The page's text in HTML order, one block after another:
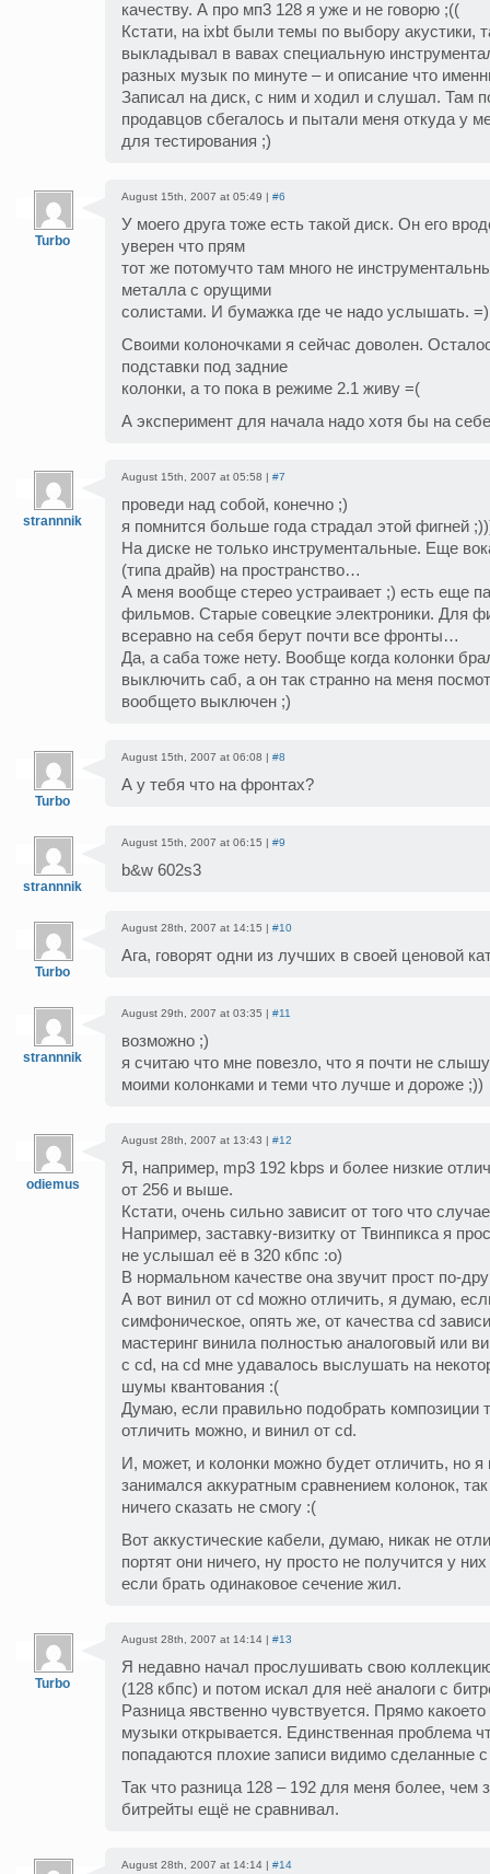
качеству. А про мп3 128 я уже и не говорю ;((
Кстати, на ixbt были темы по выбору акустики,
выкладывал в вавах специальную
разных музык по минуте – и описание что
Записал на диск, с ним и ходил и слушал. Там
продавцов сбегалось и пытали меня откуда у
для тестирования ;)
Turbo
August 15th, 2007 at 05:49 | #6
У моего друга тоже есть такой диск. Он его
уверен что прям
тот же потомучто там много не
металла с орущими
солистами. И бумажка где че надо услышать. =)
Своими колоночками я сейчас доволен.
подставки под задние
колонки, а то пока в режиме 2.1 живу =(
А эксперимент для начала надо хотя бы на
strannnik
August 15th, 2007 at 05:58 | #7
проведи над собой, конечно ;)
я помнится больше года страдал этой фигней
На диске не только инструментальные. Еще
(типа драйв) на пространство…
А меня вообще стерео устраивает ;) есть еще
фильмов. Старые совецкие электроники. Для
всеравно на себя берут почти все фронты…
Да, а саба тоже нету. Вообще когда колонки
выключить саб, а он так странно на меня
вообщето выключен ;)
Turbo
August 15th, 2007 at 06:08 | #8
А у тебя что на фронтах?
strannnik
August 15th, 2007 at 06:15 | #9
b&w 602s3
Turbo
August 28th, 2007 at 14:15 | #10
Ага, говорят одни из лучших в своей ценовой
strannnik
August 29th, 2007 at 03:35 | #11
возможно ;)
я считаю что мне повезло, что я почти не
моими колонками и теми что лучше и дороже ;))
odiemus
August 28th, 2007 at 13:43 | #12
Я, например, mp3 192 kbps и более низкие
от 256 и выше.
Кстати, очень сильно зависит от того что
Например, заставку-визитку от Твинпикса я
не услышал её в 320 кбпс :o)
В нормальном качестве она звучит прост по-
А вот винил от cd можно отличить, я думаю,
симфоническое, опять же, от качества cd
мастеринг винила полностью аналоговый или
с cd, на cd мне удавалось выслушать на
шумы квантования :(
Думаю, если правильно подобрать композиции
отличить можно, и винил от cd.
И, может, и колонки можно будет отличить, но я
занимался аккуратным сравнением колонок,
ничего сказать не смогу :(
Вот аккустические кабели, думаю, никак не
портят они ничего, ну просто не получится у
если брать одинаковое сечение жил.
Turbo
August 28th, 2007 at 14:14 | #13
Я недавно начал прослушивать свою
(128 кбпс) и потом искал для неё аналоги с
Разница явственно чувствуется. Прямо
музыки открывается. Единственная проблема
попадаются плохие записи видимо сделанные
Так что разница 128 – 192 для меня более, чем
битрейты ещё не сравнивал.
August 28th, 2007 at 14:14 | #14